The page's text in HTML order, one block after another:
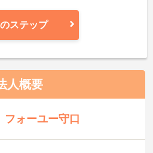
ステップ
人概要
フォーユー守口